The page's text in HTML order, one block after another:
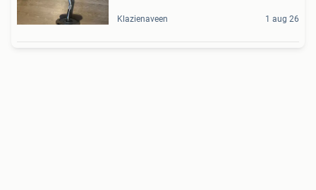
Klazienaveen 1 aug 26